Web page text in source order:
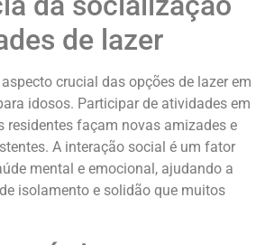
de lazer
crucial das opções de lazer em
idosos. Participar de atividades em
residentes façam novas amizades e
A interação social é um fator
mental e emocional, ajudando a
isolamento e solidão que muitos